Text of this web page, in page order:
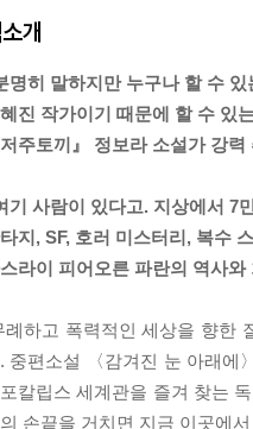
개
명히 말하지만 누구나 할 수 있
진 작가이기 때문에 할 수 있
저주토끼』 정보라 소설가 강력
기 사람이 있다고. 지상에서 7
지, SF, 호러 미스터리, 복수
라이 피어오른 파란의 역사와
례하고 폭력적인 세상을 향한
중편소설 〈감겨진 눈 아래에
칼립스 세계관을 즐겨 찾는
손끝을 거치면 지금 이곳에